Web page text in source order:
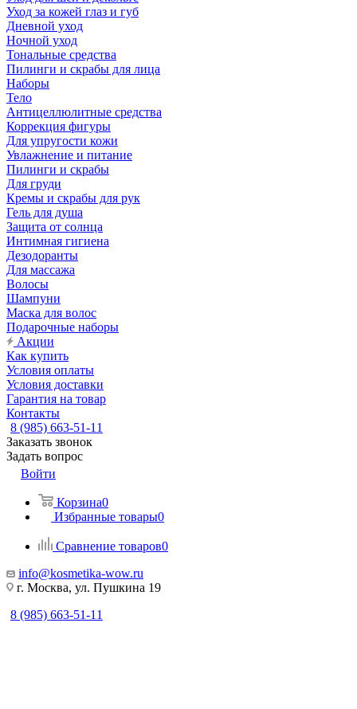
Уход за кожей глаз и губ
Дневной уход
Ночной уход
Тональные средства
Пилинги и скрабы для лица
Наборы
Тело
Антицеллюлитные средства
Коррекция фигуры
Для упругости кожи
Увлажнение и питание
Пилинги и скрабы
Для груди
Кремы и скрабы для рук
Гель для душа
Защита от солнца
Интимная гигиена
Дезодоранты
Для массажа
Волосы
Шампуни
Маска для волос
Подарочные наборы
Акции
Как купить
Условия оплаты
Условия доставки
Гарантия на товар
Контакты
8 (985) 663-51-11
Заказать звонок
Задать вопрос
Войти
Корзина0
Избранные товары0
Сравнение товаров0
info@kosmetika-wow.ru
г. Москва, ул. Пушкина 19
8 (985) 663-51-11